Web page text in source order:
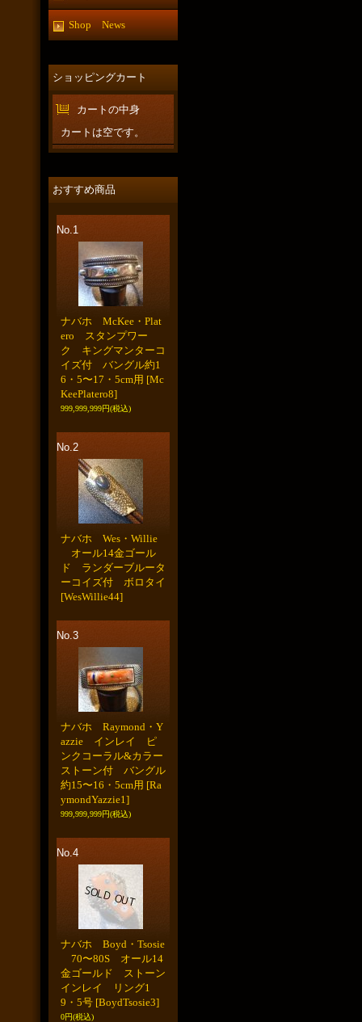
Shop News
ショッピングカート
カートの中身
カートは空です。
おすすめ商品
No.1
ナバホ McKee・Plat
ero スタンプワー
ク キングマンターコ
イズ付 バングル約1
6・5〜17・5cm用 [Mc
KeePlatero8]
999,999,999円(税込)
No.2
ナバホ Wes・Willie
オール14金ゴール
ド ランダーブルータ
ーコイズ付 ボロタイ
[WesWillie44]
No.3
ナバホ Raymond・Y
azzie インレイ ピ
ンクコーラル&カラー
ストーン付 バングル
約15〜16・5cm用 [Ra
ymondYazzie1]
999,999,999円(税込)
No.4
ナバホ Boyd・Tsosie
70〜80S オール14
金ゴールド ストーン
インレイ リング1
9・5号 [BoydTsosie3]
0円(税込)